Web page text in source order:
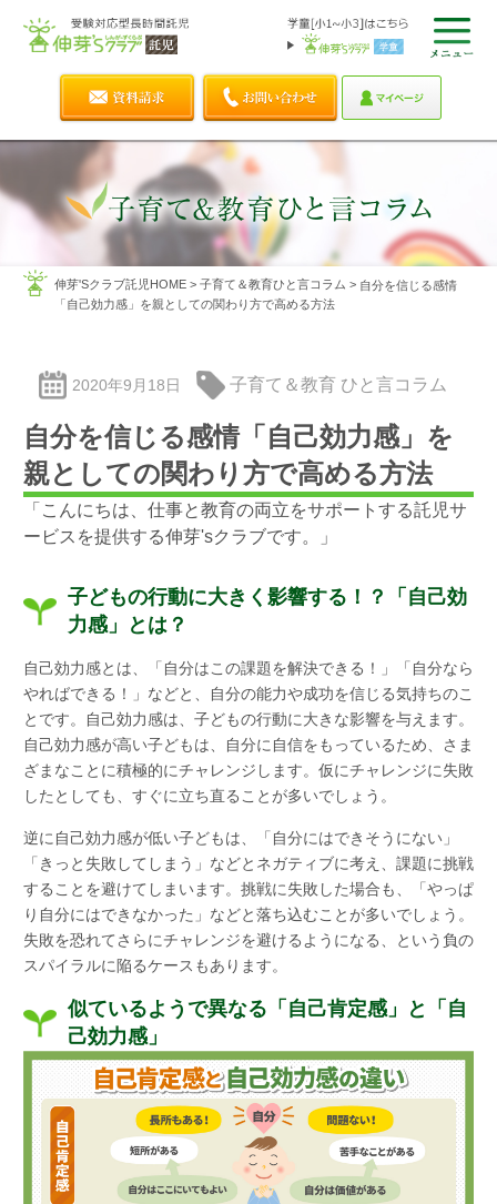
伸芽'Sクラブ託児HOME> 子育て＆教育ひと言コラム > 自分を信じる感情
「自己効力感」を親としての関わり方で高める方法
2020年9月18日 子育て＆教育 ひと言コラム
自分を信じる感情「自己効力感」を
親としての関わり方で高める方法
「こんにちは、 仕事と教育の両立をサポートする託児サ
ービスを提供する伸芽'sクラブです。」
子どもの行動に大きく影響する！？「自己効
力感」とは？
自己効力感とは、「自分はこの課題を解決できる！」「自分なら
やればできる！」などと、自分の能力や成功を信じる気持ちのこ
とです。自己効力感は、子どもの行動に大きな影響を与えます。
自己効力感が高い子どもは、自分に自信をもっているため、さま
ざまなことに積極的にチャレンジします。仮にチャレンジに失敗
したとしても、すぐに立ち直ることが多いでしょう。
逆に自己効力感が低い子どもは、「自分にはできそうにない」
「きっと失敗してしまう」などとネガティブに考え、課題に挑戦
することを避けてしまいます。挑戦に失敗した場合も、「やっぱ
り自分にはできなかった」などと落ち込むことが多いでしょう。
失敗を恐れてさらにチャレンジを避けるようになる、という負の
スパイラルに陥るケースもあります。
似ているようで異なる「自己肯定感」と「自
己効力感」